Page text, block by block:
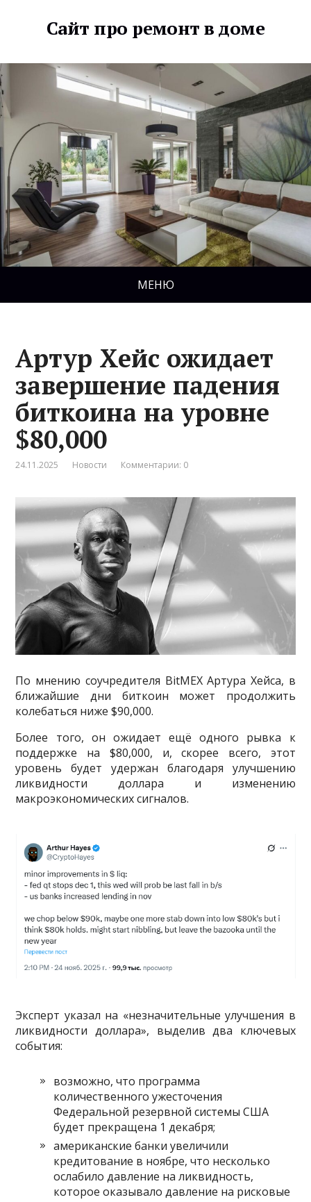
Сайт про ремонт в доме
МЕНЮ
Артур Хейс ожидает
завершение падения
биткоина на уровне
$80,000
24.11.2025 Новости Комментарии: 0
По мнению соучредителя BitMEX Артура Хейса, в
ближайшие дни биткоин может продолжить
колебаться ниже $90,000.
Более того, он ожидает ещё одного рывка к
поддержке на $80,000, и, скорее всего, этот
уровень будет удержан благодаря улучшению
ликвидности доллара и изменению
макроэкономических сигналов.
Эксперт указал на «незначительные улучшения в
ликвидности доллара», выделив два ключевых
события:
возможно, что программа
количественного ужесточения
Федеральной резервной системы США
будет прекращена 1 декабря;
американские банки увеличили
кредитование в ноябре, что несколько
ослабило давление на ликвидность,
которое оказывало давление на рисковые